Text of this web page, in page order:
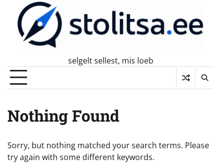
content
selgelt sellest, mis loeb
Nothing Found
Sorry, but nothing matched your search terms. Please
try again with some different keywords.